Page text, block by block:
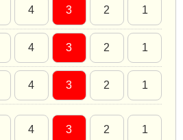
4 3 2 1
4 3 2 1
4 3 2 1
4 3 2 1